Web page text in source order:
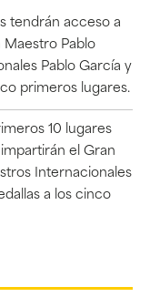
tendrán acceso a
Maestro Pablo
Pablo García y
primeros lugares.
10 lugares
el Gran
Internacionales
a los cinco